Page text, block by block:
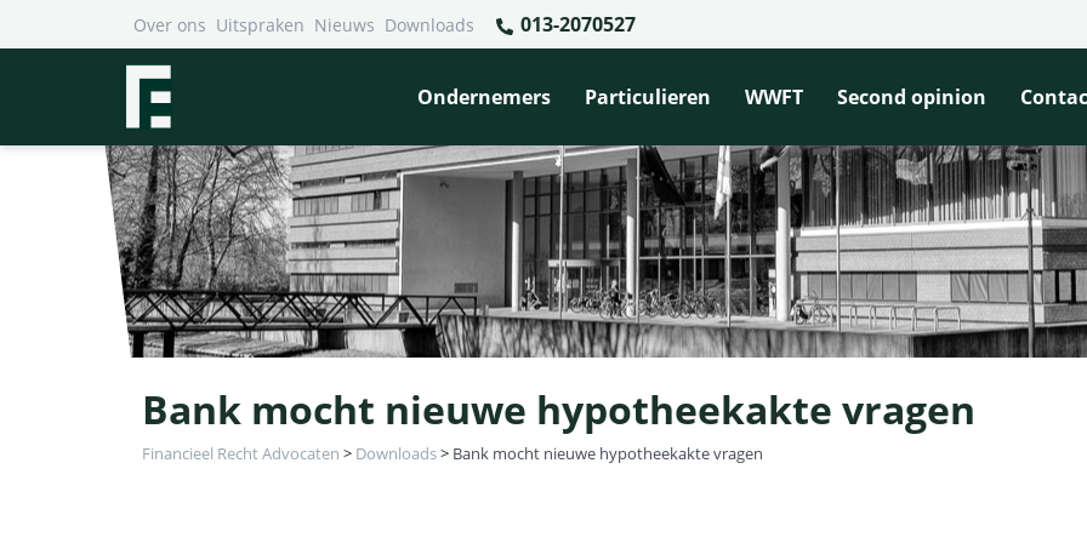
Over ons Uitspraken Nieuws Downloads 013-2070527
Ondernemers Particulieren WWFT Second opinion
Bank mocht nieuwe hypotheekakte vragen
Financieel Recht Advocaten > Downloads> Bank mocht nieuwe hypotheekakte vragen